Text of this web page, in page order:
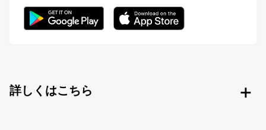
詳しくはこちら